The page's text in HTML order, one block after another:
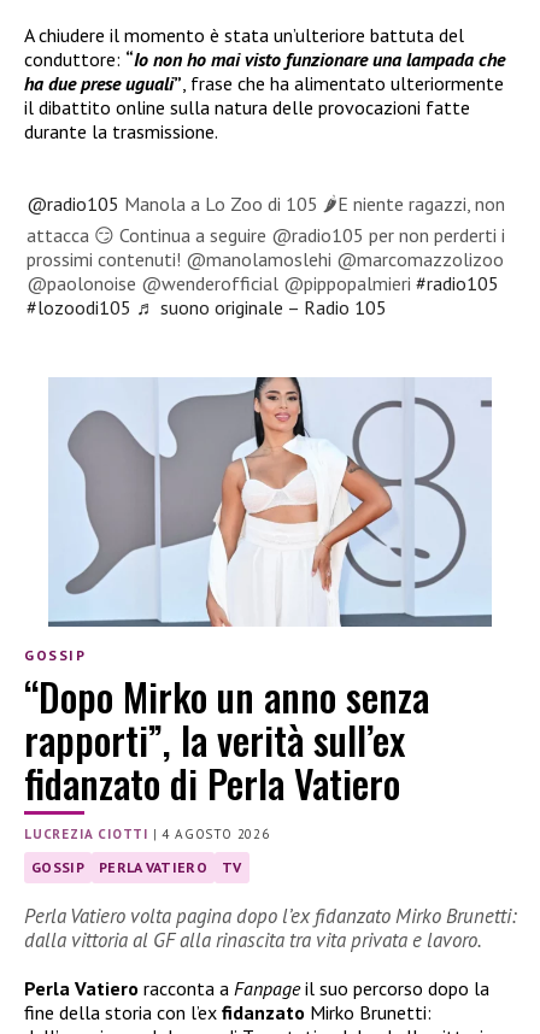
A chiudere il momento è stata un’ulteriore battuta del
conduttore: “Io non ho mai visto funzionare una lampada che
ha due prese uguali” , frase che ha alimentato ulteriormente
il dibattito online sulla natura delle provocazioni fatte
durante la trasmissione.
@radio105 Manola a Lo Zoo di 105 🌶️E niente ragazzi, non
attacca 😏 Continua a seguire @radio105 per non perderti i
prossimi contenuti! @manolamoslehi @marcomazzolizoo
@paolonoise @wenderofficial @pippopalmieri#radio105
#lozoodi105 ♬ suono originale – Radio 105
GOSSIP
“Dopo Mirko un anno senza
rapporti”, la verità sull’ex
fidanzato di Perla Vatiero
LUCREZIA CIOTTI |4 AGOSTO 2026
GOSSIP PERLA VATIERO TV
Perla Vatiero volta pagina dopo l’ex fidanzato Mirko Brunetti:
dalla vittoria al GF alla rinascita tra vita privata e lavoro.
Perla Vatiero racconta a Fanpageil suo percorso dopo la
fine della storia con l’ex fidanzato Mirko Brunetti: